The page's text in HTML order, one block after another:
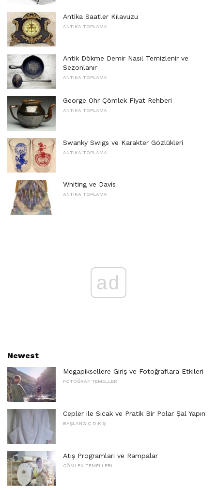
Antika Saatler Kılavuzu
ANTIKA TOPLAMA
Antik Dökme Demir Nasıl Temizlenir ve
Sezonlanır
ANTIKA TOPLAMA
George Ohr Çömlek Fiyat Rehberi
ANTIKA TOPLAMA
Swanky Swigs ve Karakter Gözlükleri
ANTIKA TOPLAMA
Whiting ve Davis
ANTIKA TOPLAMA
ad
Newest
Megapiksellere Giriş ve Fotoğraflara Etkileri
FOTOĞRAF TEMELLERI
Cepler ile Sıcak ve Pratik Bir Polar Şal Yapın
BAŞLANGIÇ ​​DIKIŞ
Atış Programları ve Rampalar
ÇÖMLEK TEMELLERI